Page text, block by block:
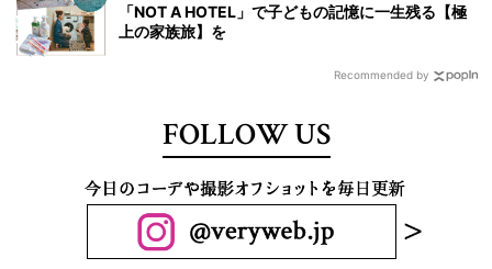
「NOT A HOTEL」で子どもの記憶に一生残る【極
上の家族旅】を
Recommended by
FOLLOW US